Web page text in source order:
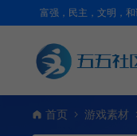
富强，民主，文明，
首页 游戏素材